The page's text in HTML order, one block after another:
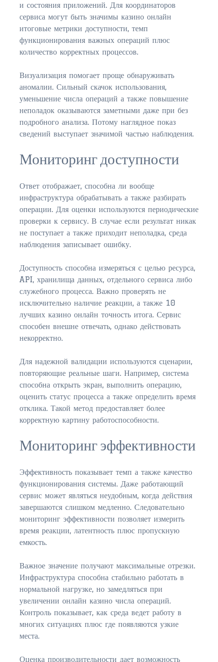
и состояния приложений. Для координаторов
сервиса могут быть значимы казино онлайн
итоговые метрики доступности, темп
функционирования важных операций плюс
количество корректных процессов.
Визуализация помогает проще обнаруживать
аномалии. Сильный скачок использования,
уменьшение числа операций а также повышение
неполадок оказываются заметными даже при без
подробного анализа. Потому наглядное показ
сведений выступает значимой частью наблюдения.
Мониторинг доступности
Ответ отображает, способна ли вообще
инфраструктура обрабатывать а также разбирать
операции. Для оценки используются периодические
проверки к сервису. В случае если результат никак
не поступает а также приходит неполадка, среда
наблюдения записывает ошибку.
Доступность способна измеряться с целью ресурса,
API, хранилища данных, отдельного сервиса либо
служебного процесса. Важно проверять не
исключительно наличие реакции, а также 10
лучших казино онлайн точность итога. Сервис
способен внешне отвечать, однако действовать
некорректно.
Для надежной валидации используются сценарии,
повторяющие реальные шаги. Например, система
способна открыть экран, выполнить операцию,
оценить статус процесса а также определить время
отклика. Такой метод предоставляет более
корректную картину работоспособности.
Мониторинг эффективности
Эффективность показывает темп а также качество
функционирования системы. Даже работающий
сервис может являться неудобным, когда действия
завершаются слишком медленно. Следовательно
мониторинг эффективности позволяет измерить
время реакции, латентность плюс пропускную
емкость.
Важное значение получают максимальные отрезки.
Инфраструктура способна стабильно работать в
нормальной нагрузке, но замедляться при
увеличении онлайн казино числа операций.
Контроль показывает, как среда ведет работу в
многих ситуациях плюс где появляются узкие
места.
Оценка производительности дает возможность